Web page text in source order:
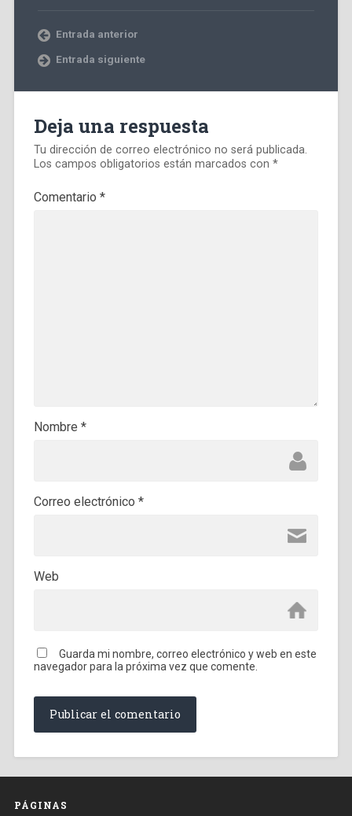
Entrada anterior
Entrada siguiente
Deja una respuesta
Tu dirección de correo electrónico no será publicada.
Los campos obligatorios están marcados con *
Comentario *
Nombre *
Correo electrónico *
Web
Guarda mi nombre, correo electrónico y web en este
navegador para la próxima vez que comente.
PÁGINAS